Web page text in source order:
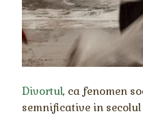
Divortul, ca fenomen
semnificative in secolul